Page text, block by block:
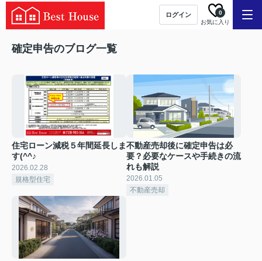
ログイン
お気に入り
0
確定申告のブログ一覧
住宅ローン減税５年間延長しま
す(^^♪
2026.02.28
規格型住宅
不動産売却後に確定申告は必
要？必要なケースや手続きの流
れも解説
2026.01.05
不動産売却